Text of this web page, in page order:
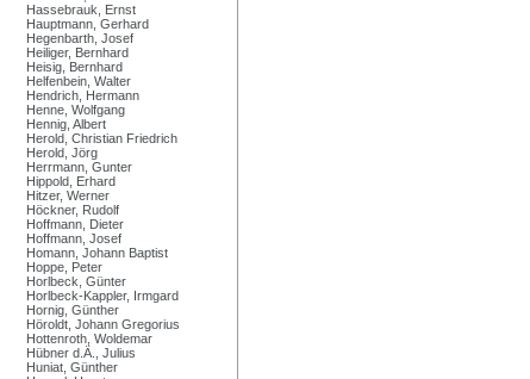
Hassebrauk, Ernst
Hauptmann, Gerhard
Hegenbarth, Josef
Heiliger, Bernhard
Heisig, Bernhard
Helfenbein, Walter
Hendrich, Hermann
Henne, Wolfgang
Hennig, Albert
Herold, Christian Friedrich
Herold, Jörg
Herrmann, Gunter
Hippold, Erhard
Hitzer, Werner
Höckner, Rudolf
Hoffmann, Dieter
Hoffmann, Josef
Homann, Johann Baptist
Hoppe, Peter
Horlbeck, Günter
Horlbeck-Kappler, Irmgard
Hornig, Günther
Höroldt, Johann Gregorius
Hottenroth, Woldemar
Hübner d.Ä., Julius
Huniat, Günther